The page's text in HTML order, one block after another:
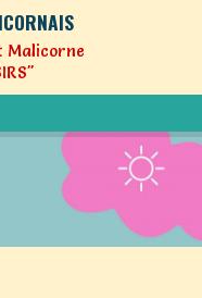
Malicorne